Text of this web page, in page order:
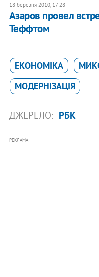
18 березня 2010, 17:28
Азаров провел
Теффтом
ЕКОНОМІКА
МОДЕРНІЗАЦІЯ
ДЖЕРЕЛО: РБК
РЕКЛАМА